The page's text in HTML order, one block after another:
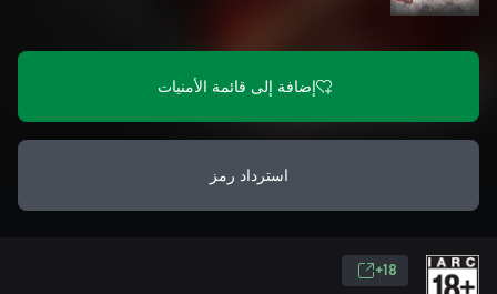
إضافة إلى قائمة الأمنيات
استرداد رمز
18+